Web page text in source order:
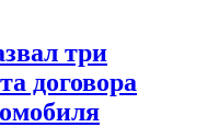
три
договора